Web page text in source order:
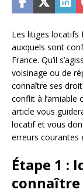
Les litiges locatifs
auxquels sont
France. Qu’il
voisinage ou de
connaître ses
conflit à l’amiable
article vous
locatif et vous
erreurs courantes
Étape 1 :
connaître